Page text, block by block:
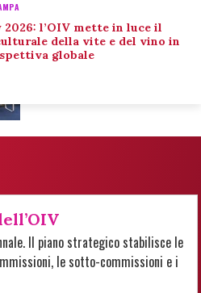
l’OIV mette in luce il
della vite e del vino in
globale
Il piano strategico stabilisce le
le sotto-commissioni e i